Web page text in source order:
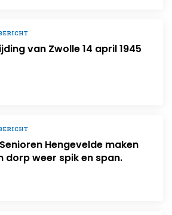
van Zwolle 14 april 1945
Hengevelde maken
dorp weer spik en span.